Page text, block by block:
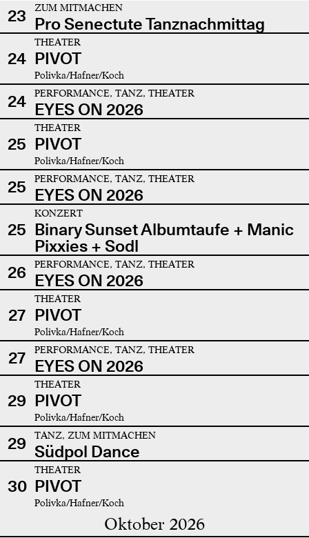
23
ZUM MITMACHEN
Pro Senectute Tanznachmittag
24
THEATER
PIVOT
Polivka/Hafner/Koch
24 PERFORMANCE, TANZ, THEATER
EYES ON 2026
25
THEATER
PIVOT
Polivka/Hafner/Koch
25 PERFORMANCE, TANZ, THEATER
EYES ON 2026
25
KONZERT
Binary Sunset Albumtaufe + Manic
Pixxies + Sodl
26
PERFORMANCE, TANZ, THEATER
EYES ON 2026
27
THEATER
PIVOT
Polivka/Hafner/Koch
27 PERFORMANCE, TANZ, THEATER
EYES ON 2026
29
THEATER
PIVOT
Polivka/Hafner/Koch
29 TANZ, ZUM MITMACHEN
Südpol Dance
30
THEATER
PIVOT
Polivka/Hafner/Koch
Oktober 2026